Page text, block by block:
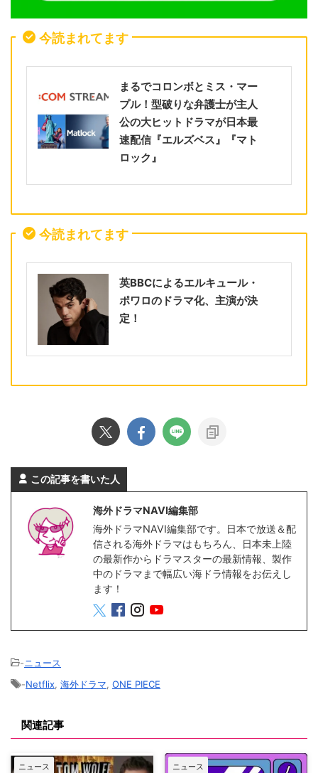
今読まれてます
まるでコロンボとミス・マー
プル！型破りな弁護士が主人
公の大ヒットドラマが日本最
速配信『エルズベス』『マト
ロック』
今読まれてます
英BBCによるエルキュール・
ポワロのドラマ化、主演が決
定！
この記事を書いた人
海外ドラマNAVI編集部
海外ドラマNAVI編集部です。日本で放送＆配
信される海外ドラマはもちろん、日本未上陸
の最新作からドラマスターの最新情報、製作
中のドラマまで幅広い海ドラ情報をお伝えし
ます！
-ニュース
-Netflix 海外ドラマ ONE PIECE
関連記事
ニュース ニュース